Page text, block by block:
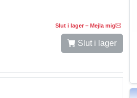
Slut i lager – Mejla mig
Slut i lager